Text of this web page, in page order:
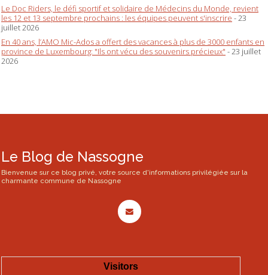
Le Doc Riders, le défi sportif et solidaire de Médecins du Monde, revient
les 12 et 13 septembre prochains : les équipes peuvent s'inscrire - 23
juillet 2026
En 40 ans, l’AMO Mic-Ados a offert des vacances à plus de 3000 enfants en
province de Luxembourg: "Ils ont vécu des souvenirs précieux" - 23 juillet
2026
Le Blog de Nassogne
Bienvenue sur ce blog privé, votre source d'informations privilégiée sur la
charmante commune de Nassogne